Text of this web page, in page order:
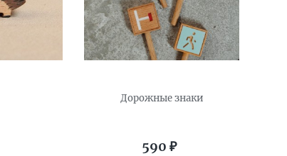
Дорожные знаки
590 ₽